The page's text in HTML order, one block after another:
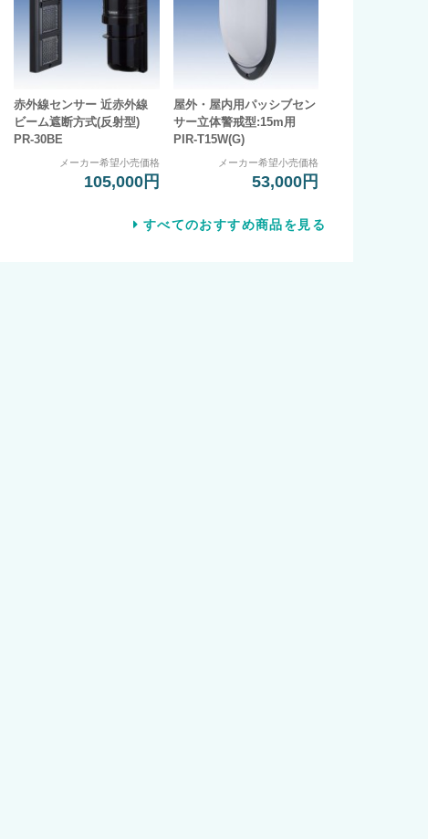
赤外線センサー 近赤外線
ビーム遮断方式(反射型)
PR-30BE
メーカー希望小売価格
105,000円
屋外・屋内用パッシブセン
サー立体警戒型:15m用
PIR-T15W(G)
メーカー希望小売価格
53,000円
すべてのおすすめ商品を見る